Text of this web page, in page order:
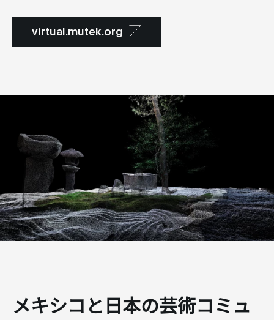
virtual.mutek.org
メキシコと日本の芸術コミュ